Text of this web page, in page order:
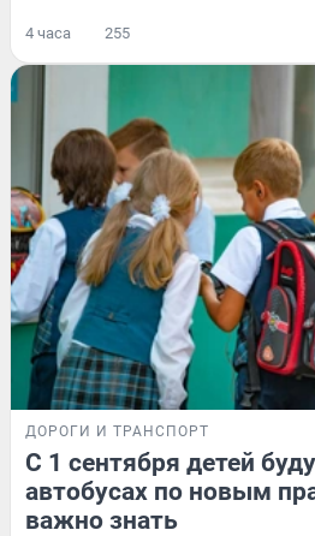
4 часа 255
ДОРОГИ И ТРАНСПОРТ
С 1 сентября детей
автобусах по новым
важно знать